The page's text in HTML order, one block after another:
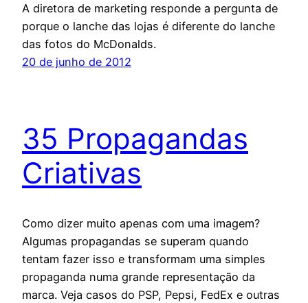
A diretora de marketing responde a pergunta de
porque o lanche das lojas é diferente do lanche
das fotos do McDonalds.
20 de junho de 2012
35 Propagandas
Criativas
Como dizer muito apenas com uma imagem?
Algumas propagandas se superam quando
tentam fazer isso e transformam uma simples
propaganda numa grande representação da
marca. Veja casos do PSP, Pepsi, FedEx e outras